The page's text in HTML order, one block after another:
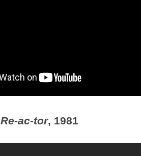
Re-ac-tor, 1981